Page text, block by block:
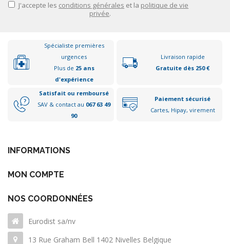
J'accepte les conditions générales et la politique de vie
privée.
Spécialiste premières
urgences
Plus de 25 ans
d'expérience
Livraison rapide
Gratuite dès 250 €
Satisfait ou remboursé
SAV & contact au 067 63 49
90
Paiement sécurisé
Cartes, Hipay, virement
INFORMATIONS
MON COMPTE
NOS COORDONNÉES
Eurodist sa/nv
13 Rue Graham Bell 1402 Nivelles Belgique